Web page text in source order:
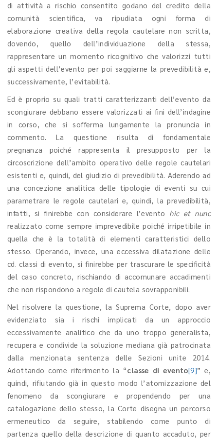
di attività a rischio consentito godano del credito della
comunità scientifica, va ripudiata ogni forma di
elaborazione creativa della regola cautelare non scritta,
dovendo, quello dell’individuazione della stessa,
rappresentare un momento ricognitivo che valorizzi tutti
gli aspetti dell’evento per poi saggiarne la prevedibilità e,
successivamente, l’evitabilità.
Ed è proprio su quali tratti caratterizzanti dell’evento da
scongiurare debbano essere valorizzati ai fini dell’indagine
in corso, che si sofferma lungamente la pronuncia in
commento. La questione risulta di fondamentale
pregnanza poiché rappresenta il presupposto per la
circoscrizione dell’ambito operativo delle regole cautelari
esistenti e, quindi, del giudizio di prevedibilità. Aderendo ad
una concezione analitica delle tipologie di eventi su cui
parametrare le regole cautelari e, quindi, la prevedibilità,
infatti, si finirebbe con considerare l’evento hic et nunc
realizzato come sempre imprevedibile poiché irripetibile in
quella che è la totalità di elementi caratteristici dello
stesso. Operando, invece, una eccessiva dilatazione delle
cd. classi di evento, si finirebbe per trascurare le specificità
del caso concreto, rischiando di accomunare accadimenti
che non rispondono a regole di cautela sovrapponibili.
Nel risolvere la questione, la Suprema Corte, dopo aver
evidenziato sia i rischi implicati da un approccio
eccessivamente analitico che da uno troppo generalista,
recupera e condivide la soluzione mediana già patrocinata
dalla menzionata sentenza delle Sezioni unite 2014.
Adottando come riferimento la “classe di evento[9]” e,
quindi, rifiutando già in questo modo l’atomizzazione del
fenomeno da scongiurare e propendendo per una
catalogazione dello stesso, la Corte disegna un percorso
ermeneutico da seguire, stabilendo come punto di
partenza quello della descrizione di quanto accaduto, per